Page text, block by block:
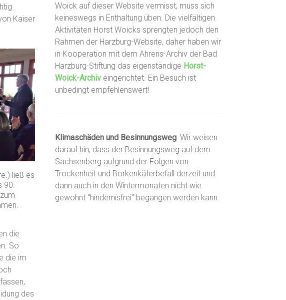
Kaiser
ließ es
90.
die
So
die im
des
Woick auf dieser Website vermisst, muss sich
keineswegs in Enthaltung üben. Die vielfältigen
Aktivitäten Horst Woicks sprengten jedoch den
Rahmen der Harzburg-Website, daher haben wir
in Kooperation mit dem Ahrens-Archiv der Bad
Harzburg-Stiftung das eigenständige Horst-
Woick-Archiv eingerichtet. Ein Besuch ist
unbedingt empfehlenswert!
Klimaschäden und Besinnungsweg: Wir weisen
darauf hin, dass der Besinnungsweg auf dem
Sachsenberg aufgrund der Folgen von
Trockenheit und Borkenkäferbefall derzeit und
dann auch in den Wintermonaten nicht wie
gewohnt "hindernisfrei" begangen werden kann.